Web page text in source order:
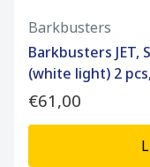
Barkbusters
Barkbusters JET,
(white light) 2
€61,00